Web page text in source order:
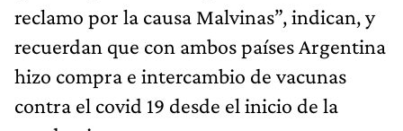
reclamo por la causa Malvinas”, indican, y
recuerdan que con ambos países Argentina
hizo compra e intercambio de vacunas
contra el covid 19 desde el inicio de la